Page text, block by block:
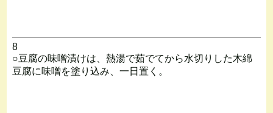
8
○豆腐の味噌漬けは、熱湯で茹でてから水切りした木綿
豆腐に味噌を塗り込み、一日置く。